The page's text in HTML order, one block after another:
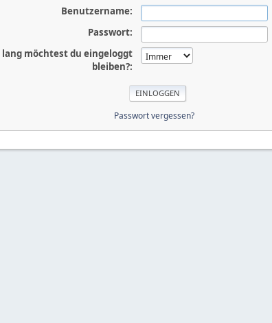
Benutzername:
Passwort:
lang möchtest du eingeloggt
bleiben?:
Passwort vergessen?